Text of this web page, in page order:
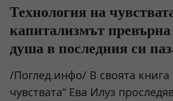
Технология на
капитализмът
душа в последния си
/Поглед.инфо/ В своята книга
чувствата“ Ева Илуз